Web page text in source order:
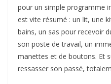
pour un simple programme
est vite résumé : un lit, une
bains, un sas pour recevoir
son poste de travail, un
manettes et de boutons. Et
ressasser son passé,